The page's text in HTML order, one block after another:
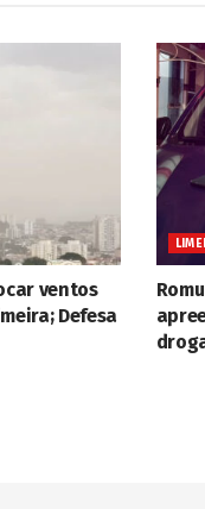
ventos
Defesa